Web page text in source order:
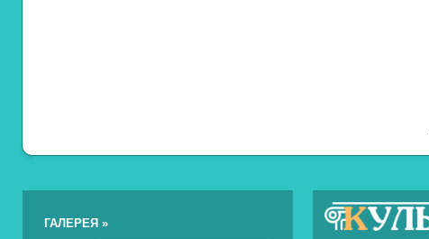
ГАЛЕРЕЯ »